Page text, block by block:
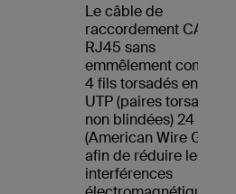
Le câble de
raccordement CAT5e
RJ45 sans
emmêlement comporte
4 fils torsadés en cuivre
UTP (paires torsadées
non blindées) 24 AWG
(American Wire Gauge)
afin de réduire les
interférences